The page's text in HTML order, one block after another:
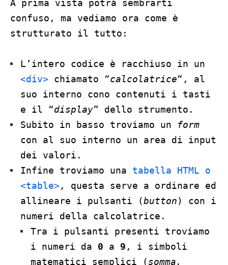
A prima vista potrà sembrarti
confuso, ma vediamo ora come è
strutturato il tutto:
L’intero codice è racchiuso in un
<div> chiamato “calcolatrice“, al
suo interno cono contenuti i tasti
e il “display” dello strumento.
Subito in basso troviamo un form
con al suo interno un area di input
dei valori.
Infine troviamo una tabella HTML o
<table> , questa serve a ordinare ed
allineare i pulsanti (button) con i
numeri della calcolatrice.
Tra i pulsanti presenti troviamo
i numeri da 0 a 9 , i simboli
matematici semplici (somma,